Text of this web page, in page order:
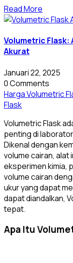
Read More
Volumetric Flask:
Akurat
Januari 22, 2025
0 Comments
Harga Volumetric
Flask
Volumetric Flask
penting di
Dikenal dengan
volume cairan, alat
eksperimen kimia,
volume cairan
ukur yang dapat
dapat diandalkan,
tepat.
Apa Itu